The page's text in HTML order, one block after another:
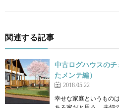
関連する記事
中古ログハウスの
たメンテ編）
2018.05.22
幸せな家庭というもの